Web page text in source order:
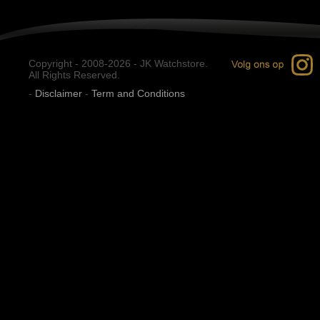
Copyright - 2008-2026 - JK Watchstore.
All Rights Reserved.
- Disclaimer - Term and Conditions